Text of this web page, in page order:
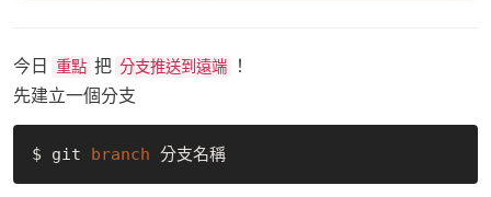
今日 重點 把 分支推送到遠端
！
先建立一個分支
$ git branch 分支名稱